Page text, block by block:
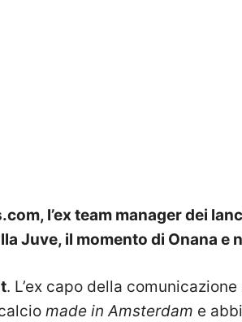
l’ex team manager dei
Juve, il momento di Onana e
. L’ex capo della
made in Amsterdam e